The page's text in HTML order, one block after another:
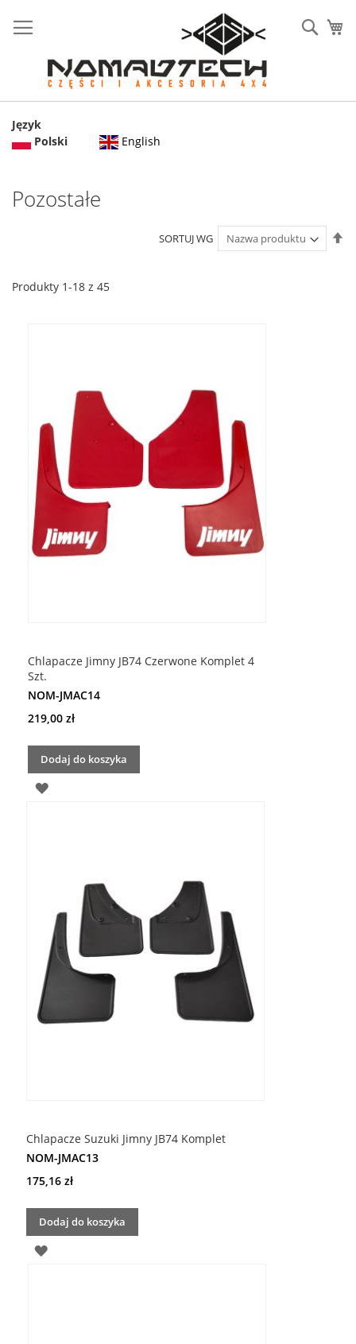
Język
Polski
English
Pozostałe
Produkty 1-18 z 45
SORTUJ WG
Chlapacze Jimny JB74 Czerwone Komplet 4
Szt.
NOM-JMAC14
219,00 zł
Dodaj do koszyka
DODAJ
Chlapacze Suzuki Jimny JB74 Komplet
NOM-JMAC13
175,16 zł
Dodaj do koszyka
DODAJ